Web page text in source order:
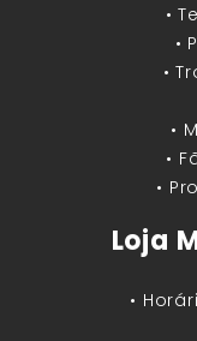
•
•
•
•
•
•
Loja
•